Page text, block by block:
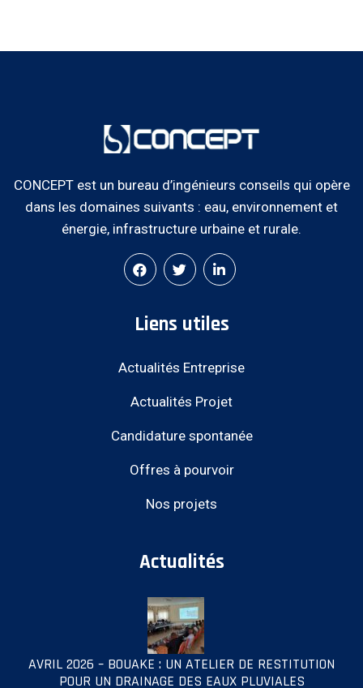
CONCEPT est un bureau d’ingénieurs conseils qui opère
dans les domaines suivants : eau, environnement et
énergie, infrastructure urbaine et rurale.
Liens utiles
Actualités Entreprise
Actualités Projet
Candidature spontanée
Offres à pourvoir
Nos projets
Actualités
AVRIL 2026 – BOUAKE : UN ATELIER DE RESTITUTION
POUR UN DRAINAGE DES EAUX PLUVIALES